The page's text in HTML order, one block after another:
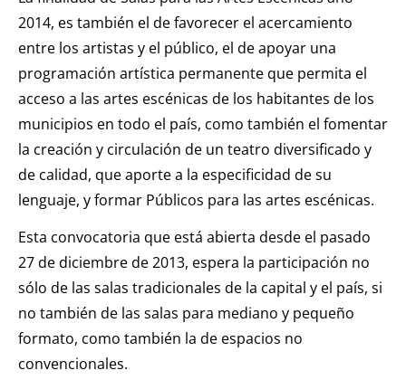
2014, es también el de favorecer el acercamiento
entre los artistas y el público, el de apoyar una
programación artística permanente que permita el
acceso a las artes escénicas de los habitantes de los
municipios en todo el país, como también el fomentar
la creación y circulación de un teatro diversificado y
de calidad, que aporte a la especificidad de su
lenguaje, y formar Públicos para las artes escénicas.
Esta convocatoria que está abierta desde el pasado
27 de diciembre de 2013, espera la participación no
sólo de las salas tradicionales de la capital y el país, si
no también de las salas para mediano y pequeño
formato, como también la de espacios no
convencionales.